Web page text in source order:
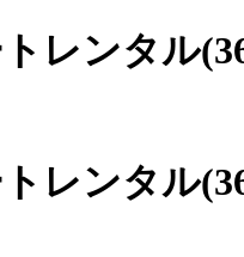
レンタル
レンタル